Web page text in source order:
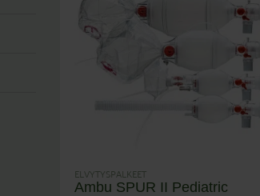
ELVYTYSPALKEET
Ambu SPUR II Pediatric